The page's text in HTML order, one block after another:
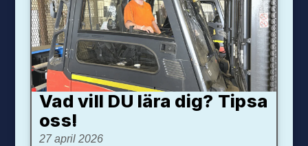
Vad vill DU lära dig? Tipsa
oss!
27 april 2026